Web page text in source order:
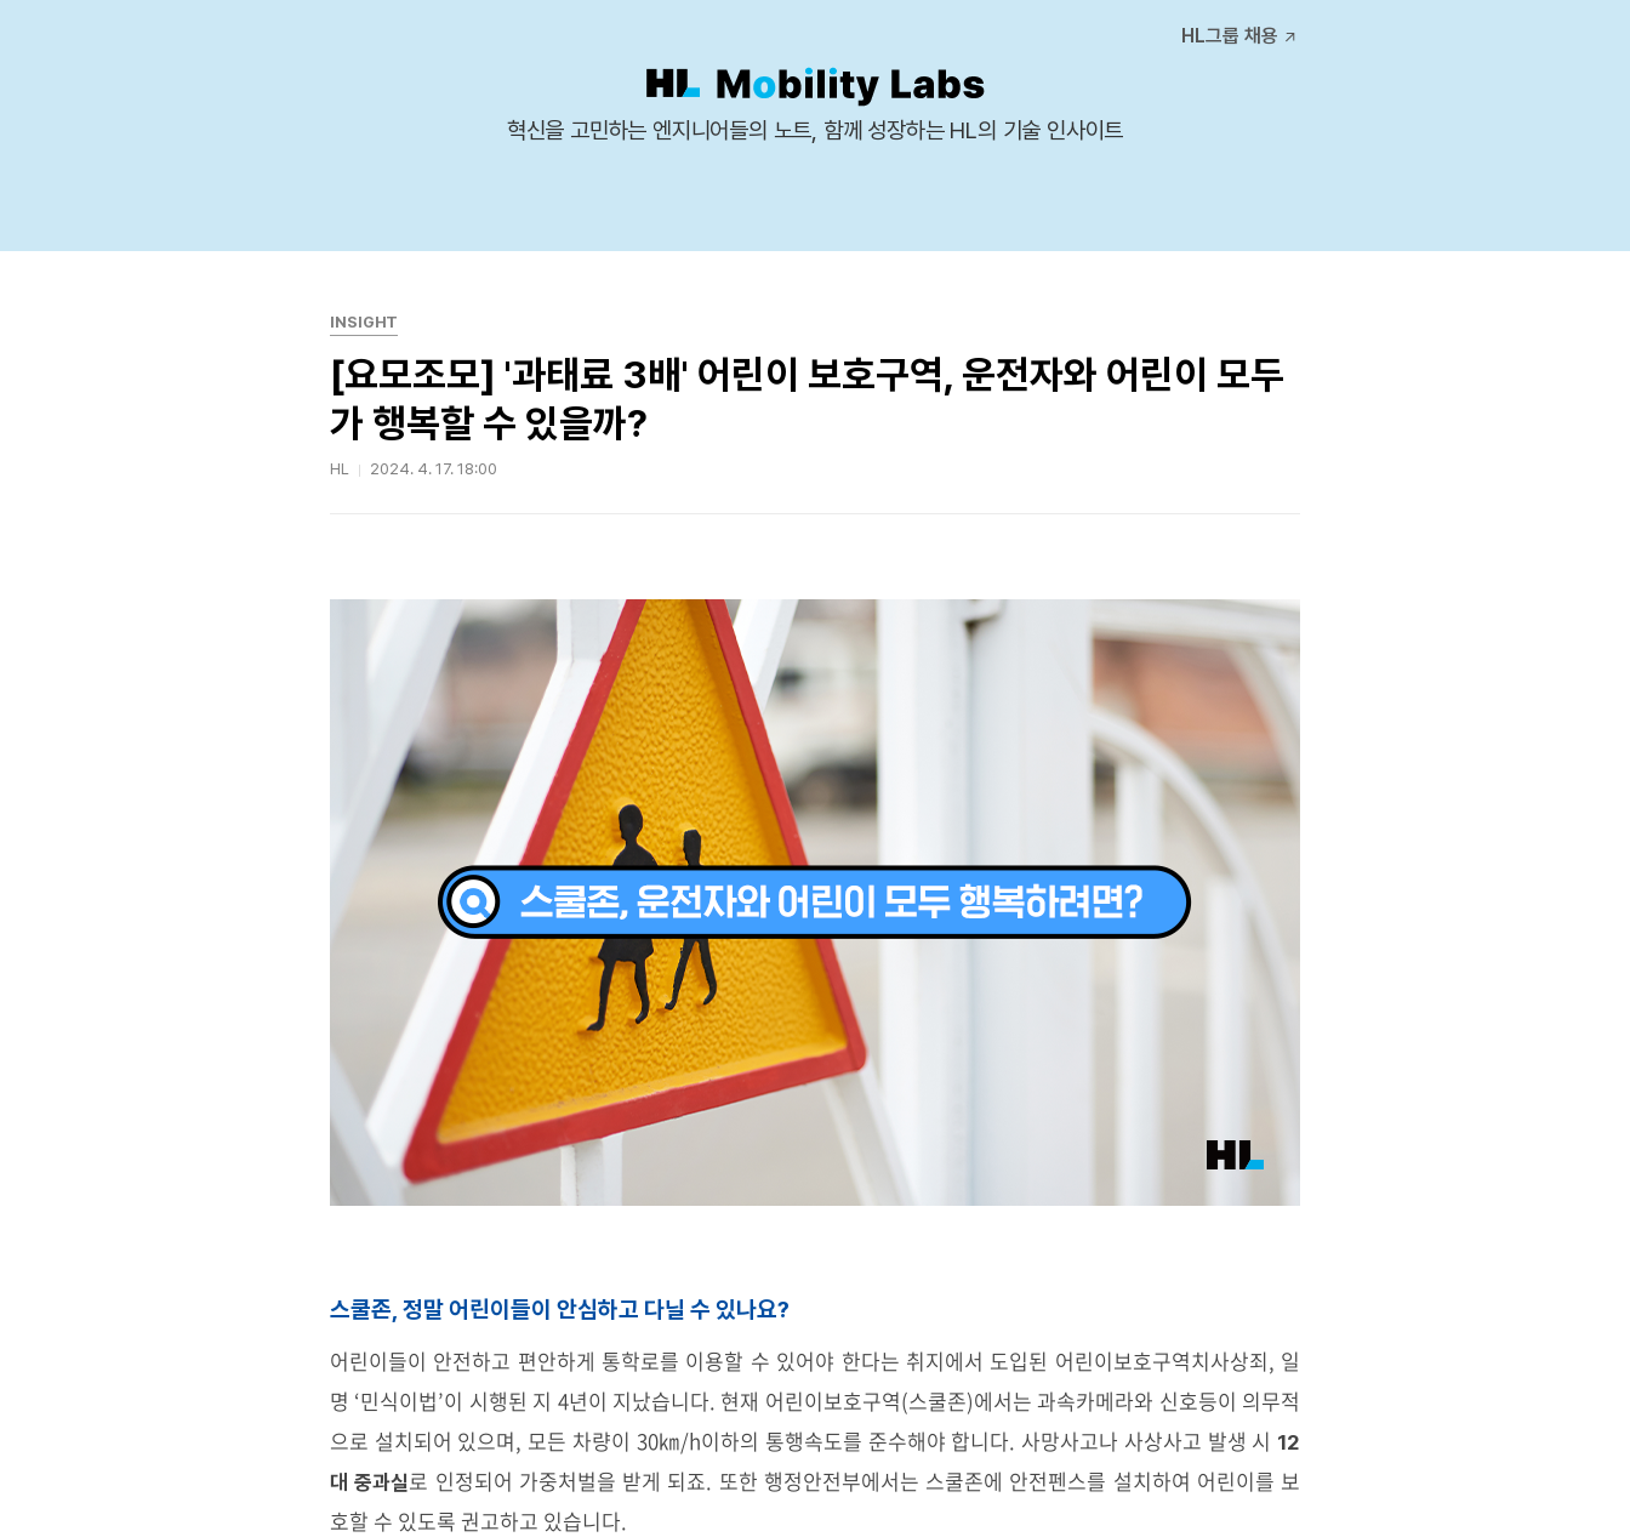
HL그룹 채용
혁신을 고민하는 엔지니어들의 노트, 함께 성장하는 HL의 기술 인사이트
INSIGHT
[요모조모] '과태료 3배' 어린이 보호구역, 운전자와 어린이 모두
가 행복할 수 있을까?
HL 2024. 4. 17. 18:00
스쿨존, 정말 어린이들이 안심하고 다닐 수 있나요?
어린이들이 안전하고 편안하게 통학로를 이용할 수 있어야 한다는 취지에서 도입된 어린이보호구역치사상죄, 일
명 ‘민식이법’이 시행된 지 4년이 지났습니다. 현재 어린이보호구역(스쿨존)에서는 과속카메라와 신호등이 의무적
으로 설치되어 있으며, 모든 차량이 30㎞/h이하의 통행속도를 준수해야 합니다. 사망사고나 사상사고 발생 시 12
대 중과실로 인정되어 가중처벌을 받게 되죠. 또한 행정안전부에서는 스쿨존에 안전펜스를 설치하여 어린이를 보
호할 수 있도록 권고하고 있습니다.